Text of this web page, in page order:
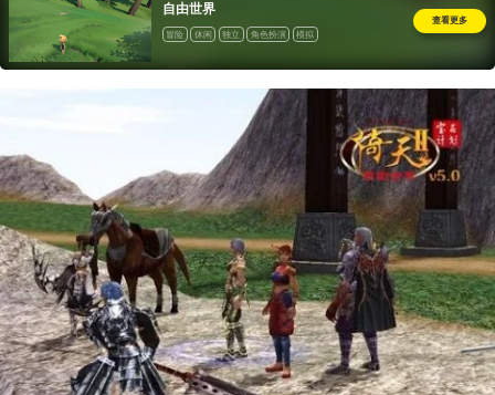
自由世界
冒险 休闲 独立 角色扮演 模拟
查看更多